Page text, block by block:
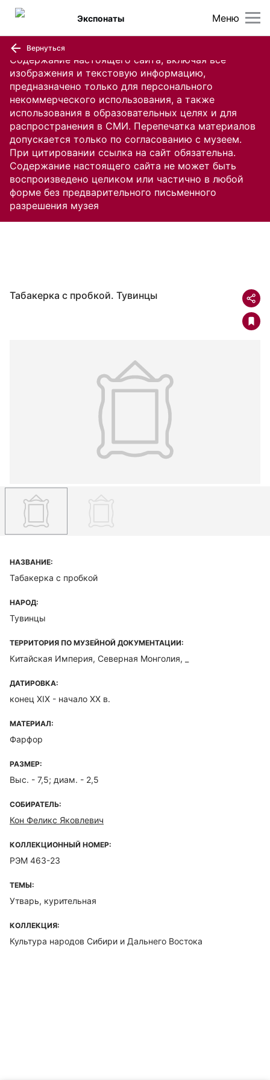
Содержание настоящего сайта, включая все
изображения и текстовую информацию,
предназначено только для персонального
некоммерческого использования, а также
использования в образовательных целях и для
распространения в СМИ. Перепечатка материалов
допускается только по согласованию с музеем.
При цитировании ссылка на сайт обязательна.
Содержание настоящего сайта не может быть
воспроизведено целиком или частично в любой
форме без предварительного письменного
разрешения музея
Меню
Экспонаты
Вернуться
Табакерка с пробкой. Тувинцы
НАЗВАНИЕ:
Табакерка с пробкой
НАРОД:
Тувинцы
ТЕРРИТОРИЯ ПО МУЗЕЙНОЙ ДОКУМЕНТАЦИИ:
Китайская Империя, Северная Монголия, _
ДАТИРОВКА:
конец XIX - начало ХХ в.
МАТЕРИАЛ:
Фарфор
РАЗМЕР:
Выс. - 7,5; диам. - 2,5
СОБИРАТЕЛЬ:
Кон Феликс Яковлевич
КОЛЛЕКЦИОННЫЙ НОМЕР:
РЭМ 463-23
ТЕМЫ:
Утварь, курительная
КОЛЛЕКЦИЯ:
Культура народов Сибири и Дальнего Востока